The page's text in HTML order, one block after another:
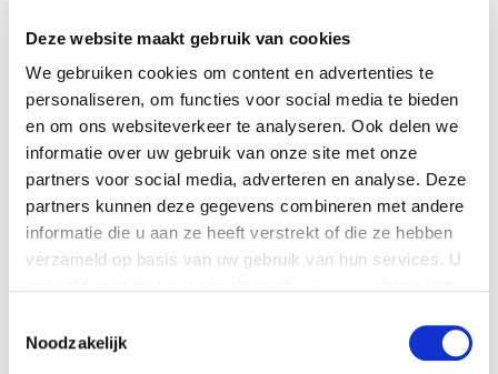
Deze website maakt gebruik van cookies
We gebruiken cookies om content en advertenties te
personaliseren, om functies voor social media te bieden
en om ons websiteverkeer te analyseren. Ook delen we
informatie over uw gebruik van onze site met onze
partners voor social media, adverteren en analyse. Deze
partners kunnen deze gegevens combineren met andere
informatie die u aan ze heeft verstrekt of die ze hebben
verzameld op basis van uw gebruik van hun services. U
Je kunt op elk moment je cookie-instellingen aanpassen
Noodzakelijk
Wonen bij Vivium